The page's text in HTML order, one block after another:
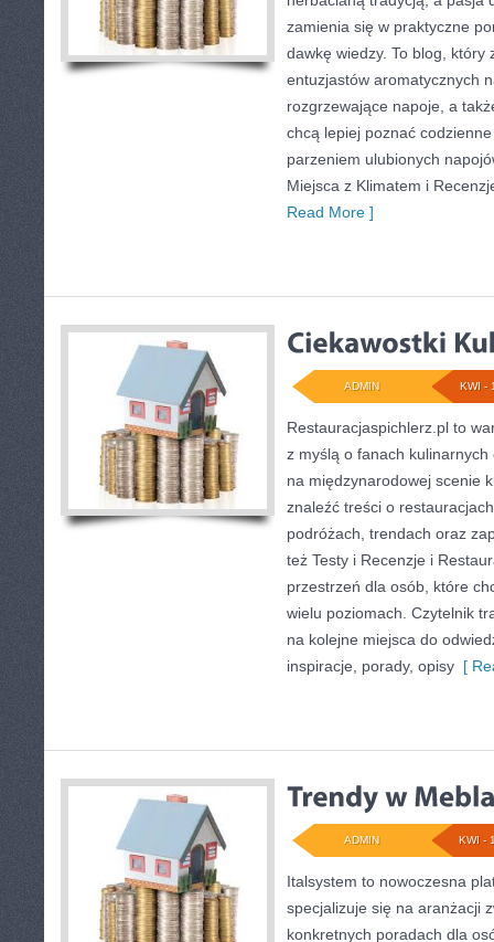
zamienia się w praktyczne
dawkę wiedzy. To blog, który
entuzjastów aromatycznych
rozgrzewające napoje, a
chcą lepiej poznać
parzeniem ulubionych
Miejsca z Klimatem i
Read More ]
KWI -
ADMIN
Restauracjaspichlerz.pl to
z myślą o fanach
na międzynarodowej scenie
znaleźć treści o
podróżach, trendach oraz
też Testy i Recenzje i
przestrzeń dla osób, które
wielu poziomach. Czytelnik
na kolejne miejsca do
inspiracje, porady, opisy [
KWI -
ADMIN
Italsystem to nowoczesna
specjalizuje się na aranżacji
konkretnych poradach dla